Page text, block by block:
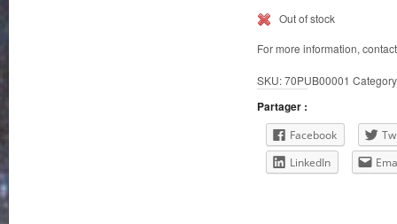
Out of stock
For more information,
SKU:70PUB00001
Partager :
Facebook
LinkedIn